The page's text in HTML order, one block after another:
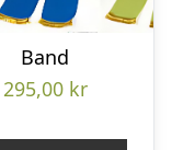
Band
295,00 kr